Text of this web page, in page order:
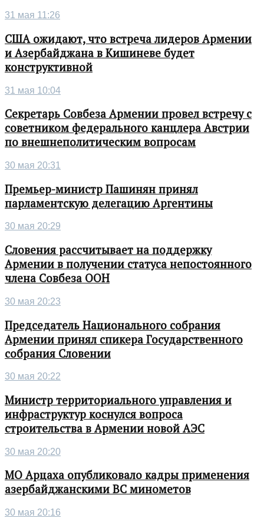
31 мая 11:26
США ожидают, что встреча лидеров Армении
и Азербайджана в Кишиневе будет
конструктивной
31 мая 10:04
Секретарь Совбеза Армении провел встречу с
советником федерального канцлера Австрии
по внешнеполитическим вопросам
30 мая 20:31
Премьер-министр Пашинян принял
парламентскую делегацию Аргентины
30 мая 20:29
Словения рассчитывает на поддержку
Армении в получении статуса непостоянного
члена Совбеза ООН
30 мая 20:23
Председатель Национального собрания
Армении принял спикера Государственного
собрания Словении
30 мая 20:22
Министр территориального управления и
инфраструктур коснулся вопроса
строительства в Армении новой АЭС
30 мая 20:20
МО Арцаха опубликовало кадры применения
азербайджанскими ВС минометов
30 мая 20:16